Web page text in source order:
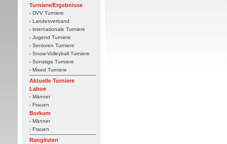
Turniere/Ergebnisse
- DVV Turniere
- Landesverband
- internationale Turniere
- Jugend Turniere
- Senioren Turniere
- Snow-Volleyball Turniere
- Sonstige Turniere
- Mixed Turniere
Aktuelle Turniere
Laboe
- Männer
- Frauen
Borkum
- Männer
- Frauen
Ranglisten